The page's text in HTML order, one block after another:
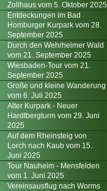
Zollhaus vom 5. Oktober 2025
Entdeckungen im Bad
Homburger Kurpark vom 28.
September 2025
Durch den Wehrheimer Wald
vom 21. September 2025
Wiesbaden-Tour vom 21.
September 2025
Große und kleine Wanderung
vom 6. Juli 2025
Alter Kurpark - Neuer
Hardtbergturm vom 29. Juni
2025
Auf dem Rheinsteig von
Lorch nach Kaub vom 15.
Juni 2025
Tour Nauheim - Mensfelden
vom 1. Juni 2025
Vereinsausflug nach Worms